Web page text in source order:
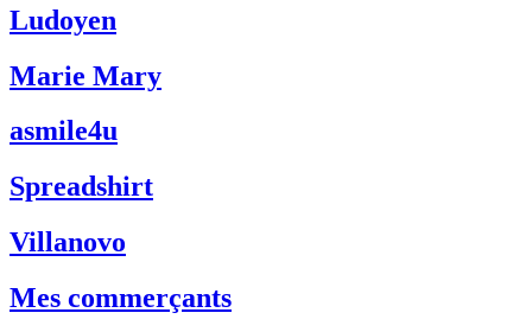
Ludoyen
Marie Mary
asmile4u
Spreadshirt
Villanovo
Mes commerçants